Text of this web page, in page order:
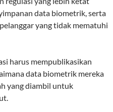
data biometrik, serta
yang tidak mematuhi
harus mempublikasikan
data biometrik mereka
yang diambil untuk